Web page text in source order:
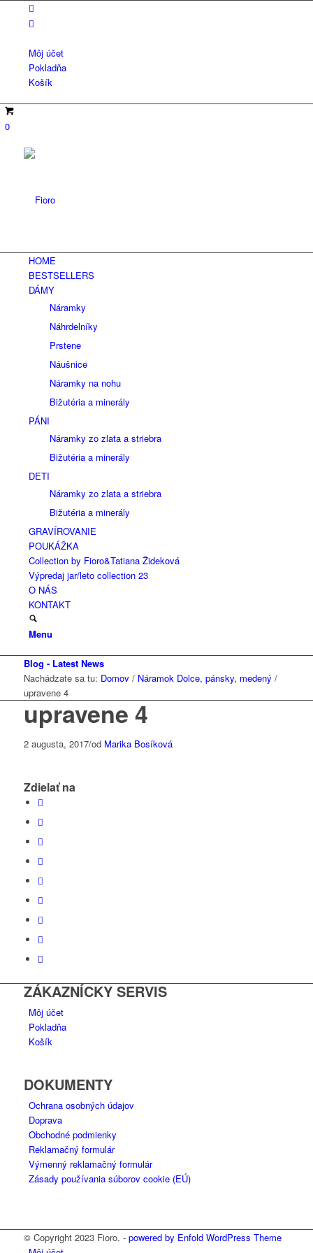
Môj účet
Pokladňa
Košík
0
HOME
BESTSELLERS
DÁMY
Náramky
Náhrdelníky
Prstene
Náušnice
Náramky na nohu
Bižutéria a minerály
PÁNI
Náramky zo zlata a striebra
Bižutéria a minerály
DETI
Náramky zo zlata a striebra
Bižutéria a minerály
GRAVÍROVANIE
POUKÁŽKA
Collection by Fioro&Tatiana Žideková
Výpredaj jar/leto collection 23
O NÁS
KONTAKT
Menu
Blog - Latest News
Nachádzate sa tu: Domov / Náramok Dolce, pánsky, medený /
upravene 4
upravene 4
2 augusta, 2017/od Marika Bosíková
Zdielať na
ZÁKAZNÍCKY SERVIS
Môj účet
Pokladňa
Košík
DOKUMENTY
Ochrana osobných údajov
Doprava
Obchodné podmienky
Reklamačný formulár
Výmenný reklamačný formulár
Zásady používania súborov cookie (EÚ)
© Copyright 2023 Fioro. - powered by Enfold WordPress Theme